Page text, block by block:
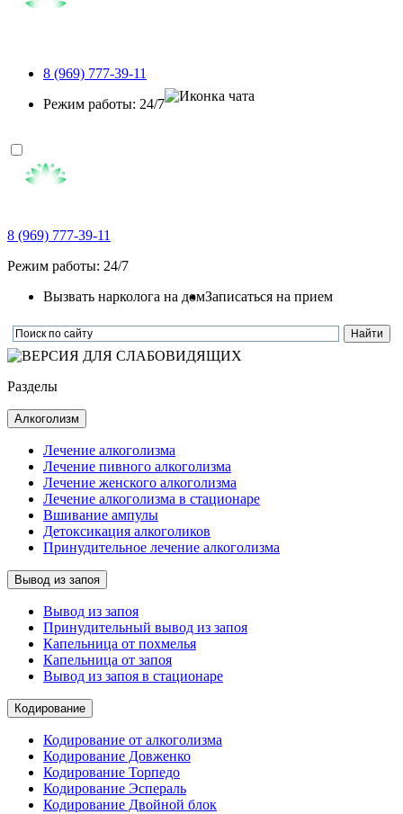
8 (969) 777-39-11
Режим работы: 24/7
8 (969) 777-39-11
Режим работы: 24/7
Вызвать нарколога на домЗаписаться на прием
Разделы
Алкоголизм
Лечение алкоголизма
Лечение пивного алкоголизма
Лечение женского алкоголизма
Лечение алкоголизма в стационаре
Вшивание ампулы
Детоксикация алкоголиков
Принудительное лечение алкоголизма
Вывод из запоя
Вывод из запоя
Принудительный вывод из запоя
Капельница от похмелья
Капельница от запоя
Вывод из запоя в стационаре
Кодирование
Кодирование от алкоголизма
Кодирование Довженко
Кодирование Торпедо
Кодирование Эспераль
Кодирование Двойной блок